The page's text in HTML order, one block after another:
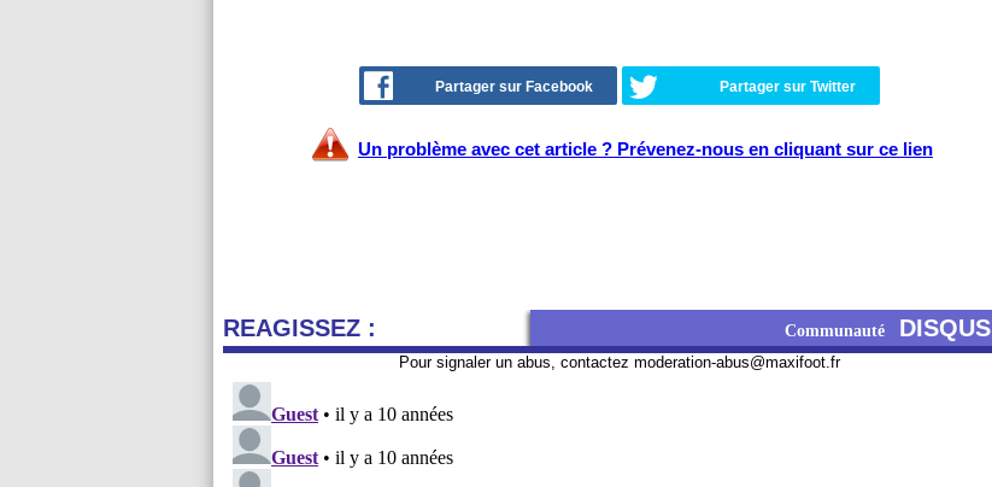
Partager sur Facebook Partager sur Twitter
Un problème avec cet article ? Prévenez-nous en cliquant sur ce lien
REAGISSEZ : Communauté DISQUS
Pour signaler un abus, contactez moderation-abus@maxifoot.fr